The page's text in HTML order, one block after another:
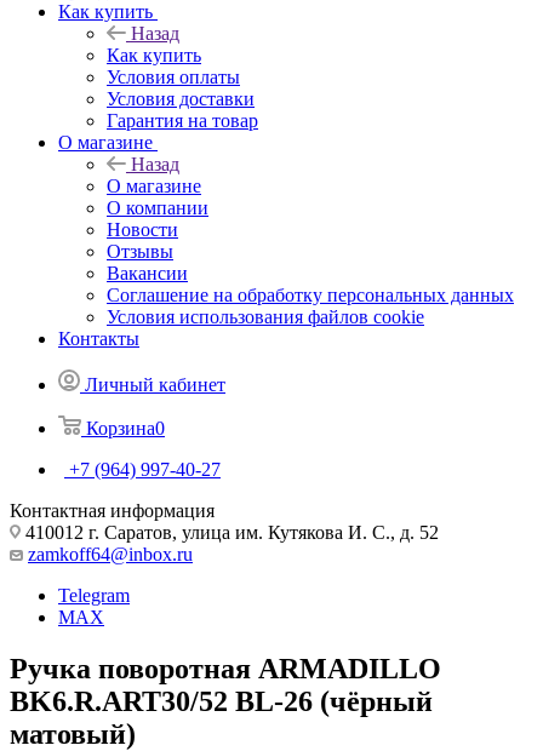
Как купить
Назад
Как купить
Условия оплаты
Условия доставки
Гарантия на товар
О магазине
Назад
О магазине
О компании
Новости
Отзывы
Вакансии
Соглашение на обработку персональных данных
Условия использования файлов cookie
Контакты
Личный кабинет
Корзина0
+7 (964) 997-40-27
Контактная информация
410012 г. Саратов, улица им. Кутякова И. С., д. 52
zamkoff64@inbox.ru
Telegram
MAX
Ручка поворотная ARMADILLO
BK6.R.ART30/52 BL-26 (чёрный
матовый)